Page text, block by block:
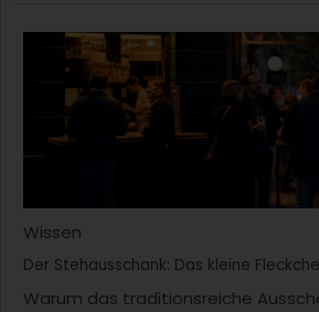
Wissen
Der Stehausschank: Das kleine
Warum das traditionsreiche